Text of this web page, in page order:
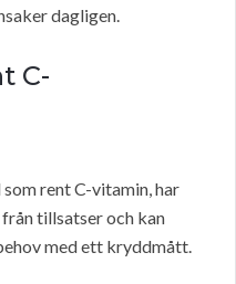
dagligen.
C-
rent C-vitamin, har
tillsatser och kan
med ett kryddmått.